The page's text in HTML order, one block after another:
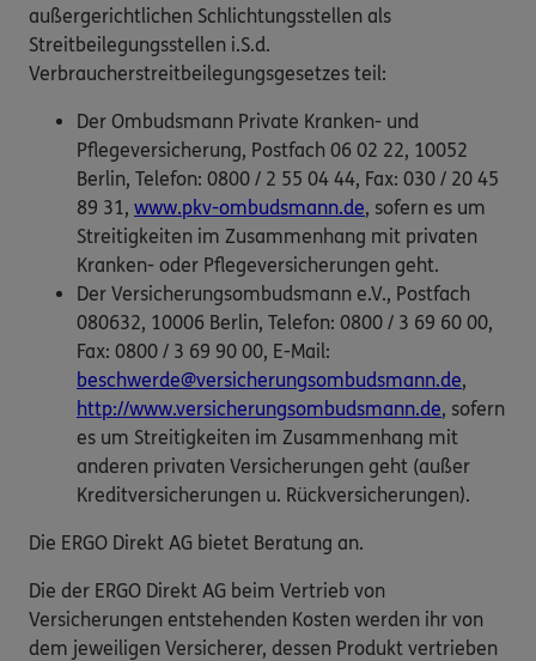
außergerichtlichen Schlichtungsstellen als
Streitbeilegungsstellen i.S.d.
Verbraucherstreitbeilegungsgesetzes teil:
Der Ombudsmann Private Kranken- und
Pflegeversicherung, Postfach 06 02 22, 10052
Berlin, Telefon: 0800 / 2 55 04 44, Fax: 030 / 20 45
89 31, www.pkv-ombudsmann.de, sofern es um
Streitigkeiten im Zusammenhang mit privaten
Kranken- oder Pflegeversicherungen geht.
Der Versicherungsombudsmann e.V., Postfach
080632, 10006 Berlin, Telefon: 0800 / 3 69 60 00,
Fax: 0800 / 3 69 90 00, E-Mail:
beschwerde@versicherungsombudsmann.de,
http://www.versicherungsombudsmann.de, sofern
es um Streitigkeiten im Zusammenhang mit
anderen privaten Versicherungen geht (außer
Kreditversicherungen u. Rückversicherungen).
Die ERGO Direkt AG bietet Beratung an.
Die der ERGO Direkt AG beim Vertrieb von
Versicherungen entstehenden Kosten werden ihr von
dem jeweiligen Versicherer, dessen Produkt vertrieben